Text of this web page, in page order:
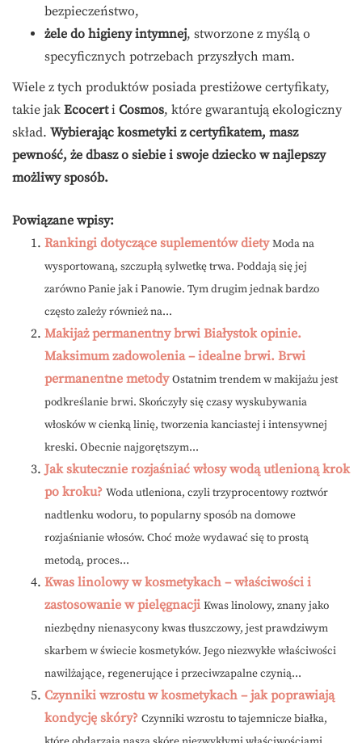
bezpieczeństwo,
żele do higieny intymnej, stworzone z myślą o
specyficznych potrzebach przyszłych mam.
Wiele z tych produktów posiada prestiżowe certyfikaty,
takie jak Ecocerti Cosmos, które gwarantują ekologiczny
skład. Wybierając kosmetyki z certyfikatem, masz
pewność, że dbasz o siebie i swoje dziecko w najlepszy
możliwy sposób.
Powiązane wpisy:
Rankingi dotyczące suplementów diety Moda na
wysportowaną, szczupłą sylwetkę trwa. Poddają się jej
zarówno Panie jak i Panowie. Tym drugim jednak bardzo
często zależy również na...
Makijaż permanentny brwi Białystok opinie.
Maksimum zadowolenia – idealne brwi. Brwi
permanentne metody Ostatnim trendem w makijażu jest
podkreślanie brwi. Skończyły się czasy wyskubywania
włosków w cienką linię, tworzenia kanciastej i intensywnej
kreski. Obecnie najgorętszym...
Jak skutecznie rozjaśniać włosy wodą utlenioną krok
po kroku? Woda utleniona, czyli trzyprocentowy roztwór
nadtlenku wodoru, to popularny sposób na domowe
rozjaśnianie włosów. Choć może wydawać się to prostą
metodą, proces...
Kwas linolowy w kosmetykach – właściwości i
zastosowanie w pielęgnacji Kwas linolowy, znany jako
niezbędny nienasycony kwas tłuszczowy, jest prawdziwym
skarbem w świecie kosmetyków. Jego niezwykłe właściwości
nawilżające, regenerujące i przeciwzapalne czynią...
Czynniki wzrostu w kosmetykach – jak poprawiają
kondycję skóry? Czynniki wzrostu to tajemnicze białka,